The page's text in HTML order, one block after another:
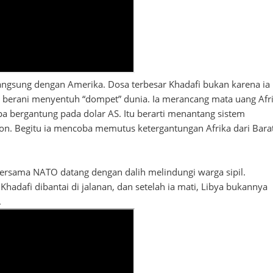
dengan Amerika. Dosa terbesar Khadafi bukan karena ia
menyentuh “dompet” dunia. Ia merancang mata uang
bergantung pada dolar AS. Itu berarti menantang sistem
Begitu ia mencoba memutus ketergantungan Afrika dari
NATO datang dengan dalih melindungi warga sipil.
dibantai di jalanan, dan setelah ia mati, Libya bukannya